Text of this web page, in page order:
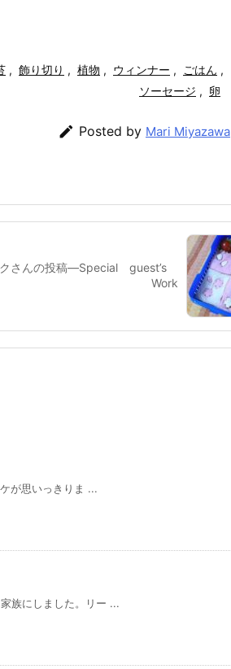
, 飾り切り , 植物 , ウィンナー , ごはん ,
ソーセージ , 卵
 Posted by Mari Miyazawa
クさんの投稿—Special guest’s
Work
が思いっきりま ...
族にしました。リー ...